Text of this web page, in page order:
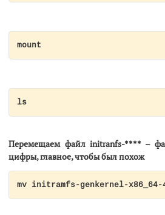
mount
ls
Перемещаем файл initranfs-**** –
цифры, главное, чтобы был похож
mv initramfs-genkernel-